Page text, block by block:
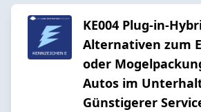
KE004 Plug-in-
Alternativen zum
oder
Autos im
Günstigerer